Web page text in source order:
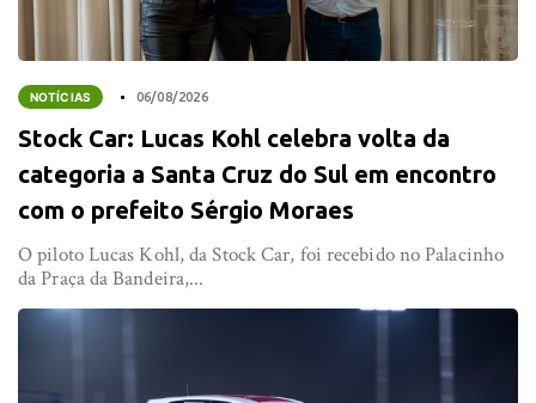
NOTÍCIAS 06/08/2026
Stock Car: Lucas Kohl celebra volta da
categoria a Santa Cruz do Sul em encontro
com o prefeito Sérgio Moraes
O piloto Lucas Kohl, da Stock Car, foi recebido no Palacinho
da Praça da Bandeira,...